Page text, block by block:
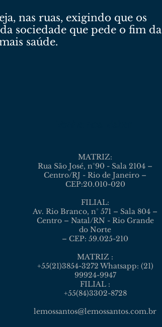
nas ruas, exigindo que os
sociedade que pede o fim da
saúde.
MATRIZ:
Rua São José, n°90 - Sala 2104 –
Centro/RJ - Rio de Janeiro –
CEP:20.010-020
FILIAL:
Av. Rio Branco, n° 571 – Sala 804 –
Centro – Natal/RN - Rio Grande
do Norte
– CEP: 59.025-210
MATRIZ :
+55(21)3854-3272 Whatsapp: (21)
99924-9947
FILIAL :
+55(84)3302-8728
lemossantos@lemossantos.com.br